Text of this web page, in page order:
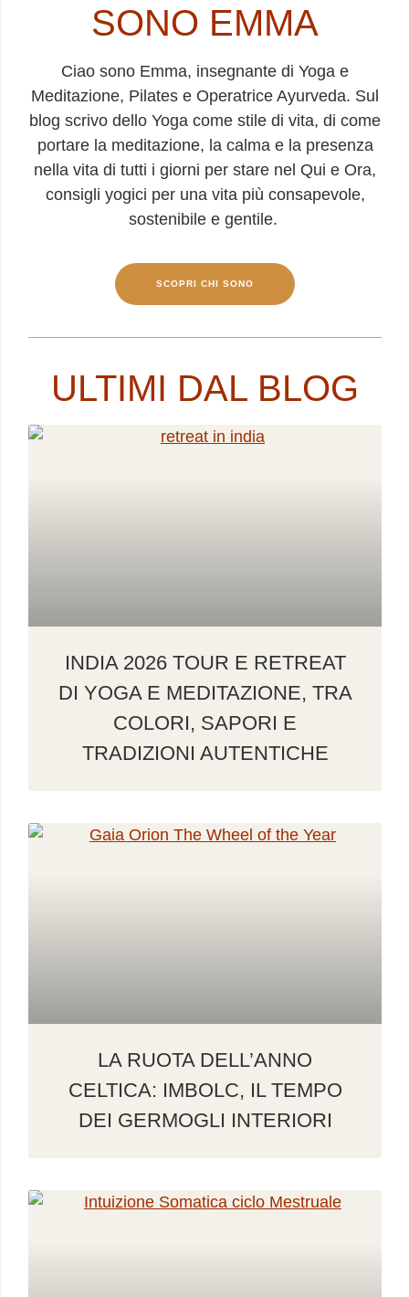
SONO EMMA
Ciao sono Emma, insegnante di Yoga e
Meditazione, Pilates e Operatrice Ayurveda. Sul
blog scrivo dello Yoga come stile di vita, di come
portare la meditazione, la calma e la presenza
nella vita di tutti i giorni per stare nel Qui e Ora,
consigli yogici per una vita più consapevole,
sostenibile e gentile.
SCOPRI CHI SONO
ULTIMI DAL BLOG
INDIA 2026 TOUR E RETREAT
DI YOGA E MEDITAZIONE, TRA
COLORI, SAPORI E
TRADIZIONI AUTENTICHE
LA RUOTA DELL’ANNO
CELTICA: IMBOLC, IL TEMPO
DEI GERMOGLI INTERIORI